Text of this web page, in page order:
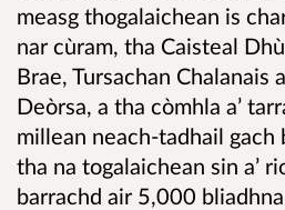
measg thogalaichean is
nar cùram, tha Caisteal
Brae, Tursachan Chalanais
Deòrsa, a tha còmhla a’
millean neach-tadhail gach
tha na togalaichean sin a’
barrachd air 5,000